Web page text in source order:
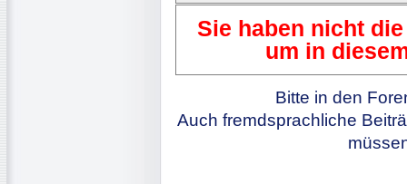
Sie haben nicht
um in
Bitte in den
Auch fremdsprachliche